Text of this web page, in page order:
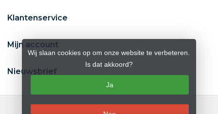
Klantenservice
Mijn account
Nieuwsbrief
Wij slaan cookies op om onze website te verbeteren.
Is dat akkoord?
Ja